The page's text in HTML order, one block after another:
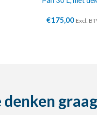
€175,00 Excl.
denken